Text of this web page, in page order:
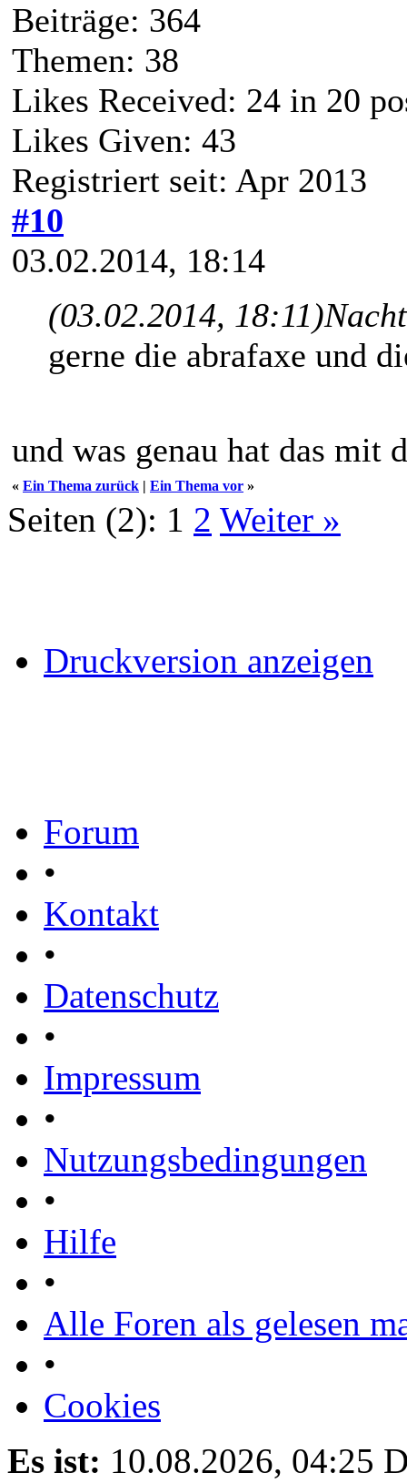
Beiträge: 364
Themen: 38
Likes Received: 24 in 20
Likes Given: 43
Registriert seit: Apr 2013
#10
03.02.2014, 18:14
(03.02.2014, 18:11)
gerne die abrafaxe und
und was genau hat das mit
« Ein Thema zurück | Ein Thema vor »
Seiten (2): 1 2 Weiter »
Druckversion anzeigen
Forum
•
Kontakt
•
Datenschutz
•
Impressum
•
Nutzungsbedingungen
•
Hilfe
•
Alle Foren als gelesen
•
Cookies
Es ist: 10.08.2026, 04:25